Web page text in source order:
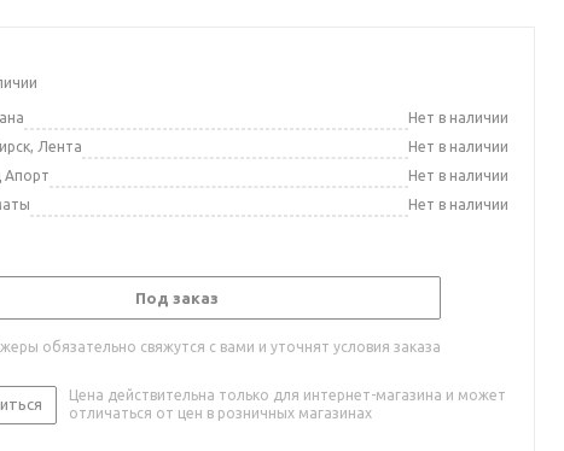
Нет в наличии
Лента
Нет в наличии
Апорт
Нет в наличии
Нет в наличии
Под заказ
обязательно свяжутся с вами и уточнят условия заказа
Цена действительна только для интернет-магазина и может
отличаться от цен в розничных магазинах